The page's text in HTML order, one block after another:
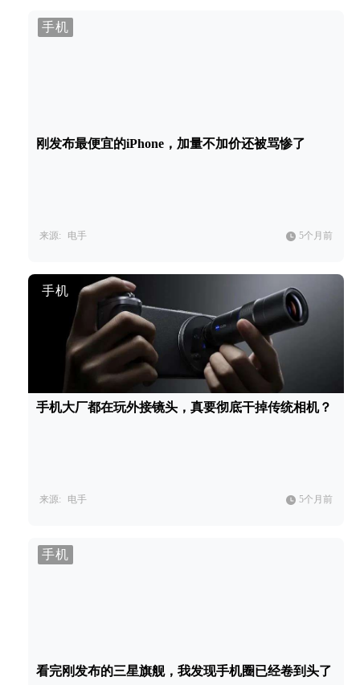
手机
刚发布最便宜的iPhone，加量不加价还被骂惨了
来源: 电手 5个月前
手机
手机大厂都在玩外接镜头，真要彻底干掉传统相机？
来源: 电手 5个月前
手机
看完刚发布的三星旗舰，我发现手机圈已经卷到头了